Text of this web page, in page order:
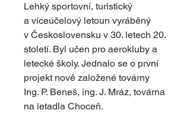
Lehký sportovní, turistický
a víceúčelový letoun vyráběný
v Československu v 30. letech 20.
století. Byl učen pro aerokluby a
letecké školy. Jednalo se o první
projekt nově založené továrny
Ing. P. Beneš, ing. J. Mráz, továrna
na letadla Choceň.